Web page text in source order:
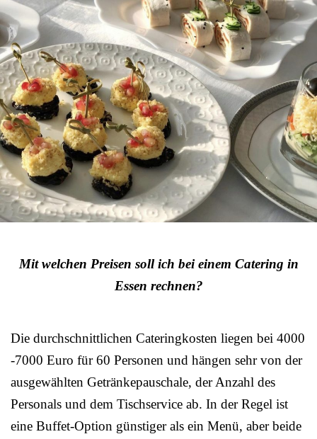
Mit welchen Preisen soll ich bei einem Catering in
Essen rechnen?
Die durchschnittlichen Cateringkosten liegen bei 4000
-7000 Euro für 60 Personen und hängen sehr von der
ausgewählten Getränkepauschale, der Anzahl des
Personals und dem Tischservice ab. In der Regel ist
eine Buffet-Option günstiger als ein Menü, aber beide